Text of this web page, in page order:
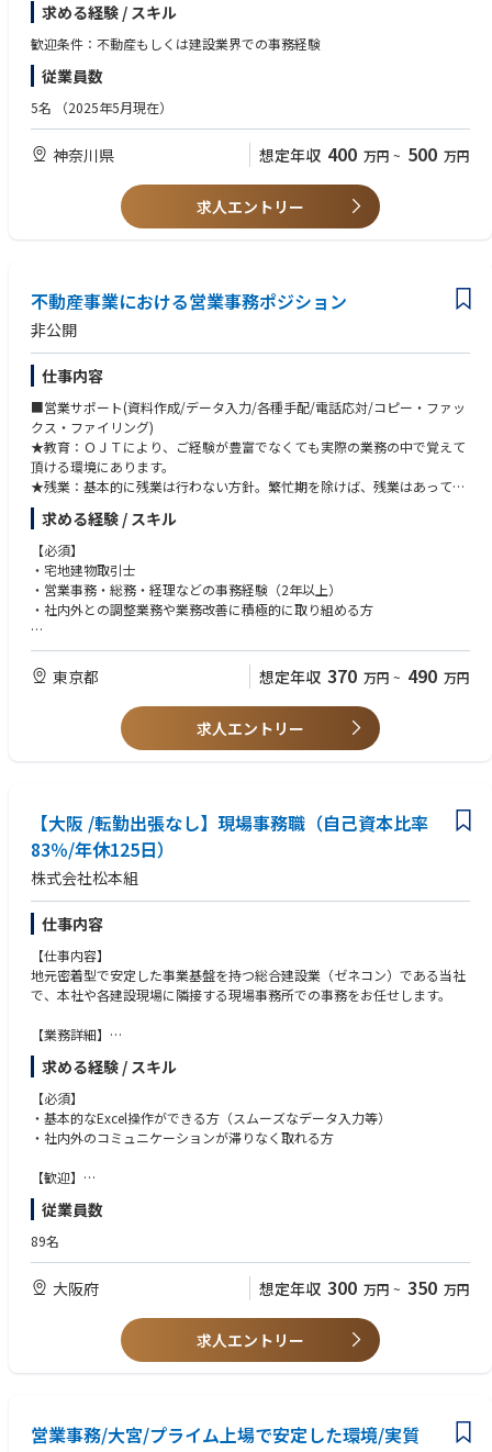
＜会社・求人の魅力＞
〇会社の魅力：当社は会社設立46年目、ゼネコン・設計会社・不動産会
ります。会社としての長い歴史と各取引様と柔軟にコミュニケーションを
とり、相手が何を望み何を考えているかを常に考え抜くことを大切にして
いるおり、多くのクライアントから選ばれております
求める経験 / スキル
歓迎条件：不動産もしくは建設業界での事務経験
従業員数
5名 （2025年5月現在）
神奈川県 想定年収 400 万円 ~ 500 万円
求人エントリー
不動産事業における営業事務ポジション
非公開
仕事内容
■営業サポート(資料作成/データ入力/各種手配/電話応対/コピー・ファッ
クス・ファイリング)
★教育：ＯＪＴにより、ご経験が豊富でなくても実際の業務の中で覚えて
頂ける環境にあります。
★残業：基本的に残業は行わない方針。繁忙期を除けば、残業はあっても
1日30分～1時間程度。プライベートで予定のある日などは優先的に定時で
帰れるよう配慮し合う風土です。
★時短勤務可能です！ご家族の都合で時間に制約のある方も歓迎！
※条件によって契約社員のご契約となる場合もございます。
求める経験 / スキル
【必須】
・宅地建物取引士
・営業事務・総務・経理などの事務経験（2年以上）
・社内外との調整業務や業務改善に積極的に取り組める方
【歓迎】
明るい対応のできる方、丁寧な対応のできる方歓迎
【求める人物像】
長期的にキャリアを築きたい方 チームワークを大切にし、周囲と協力で
きる方、与えられた仕事をこなすだけでなく、自ら気遣いや状況を把握
東京都 想定年収 370 万円 ~ 490 万円
求人エントリー
【大阪 /転勤出張なし】現場事務職（自己資本比率
83％/年休125日）
株式会社松本組
仕事内容
【仕事内容】
地元密着型で安定した事業基盤を持つ総合建設業（ゼネコン）である当社
で、本社や各建設現場に隣接する現場事務所での事務をお任せします。
【業務詳細】
・自社検査のサポート
・内覧会のアテンド業務（目安：月1回程度）
・社内書類作成
・工事書類の作成
・注文書作成
※施工管理の業務において裏方業務（資料作成等）全般をサポートしてい
て就業いただけます。
求める経験 / スキル
【必須】
・基本的なExcel操作ができる方（スムーズなデータ入力等）
・社内外のコミュニケーションが滞りなく取れる方
【歓迎】
・バックオフィス業務の実務経験
【求める人物像】
従業員数
89名
大阪府 想定年収 300 万円 ~ 350 万円
求人エントリー
営業事務/大宮/プライム上場で安定した環境/実質